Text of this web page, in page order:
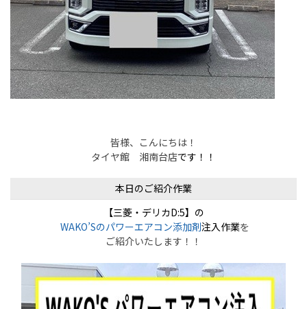
皆様、こんにちは！
タイヤ館 湘南台店です！！
本日のご紹介作業
【三菱・デリカD:5】 の
WAKO’Sのパワーエアコン添加剤注入作業を
ご紹介いたします！！